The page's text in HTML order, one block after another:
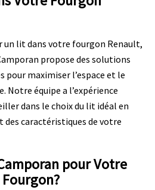
un lit dans votre fourgon Renault,
propose des solutions
maximiser l’espace et le
Notre équipe a l’expérience
dans le choix du lit idéal en
caractéristiques de votre
pour Votre